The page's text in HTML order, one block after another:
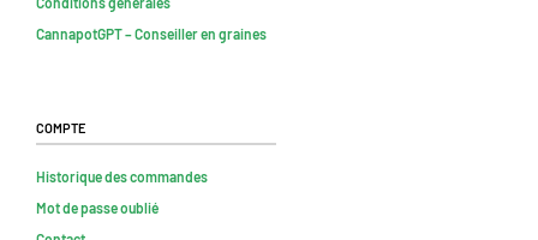
CannapotGPT – Conseiller en graines
Compte
Historique des commandes
Mot de passe oublié